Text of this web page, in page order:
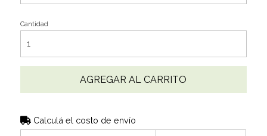
Cantidad
AGREGAR AL CARRITO
Calculá el costo de envío